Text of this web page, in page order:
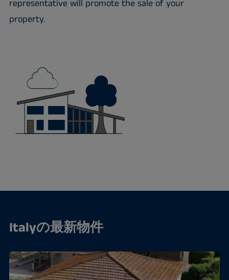
representative will promote the sale of your
property.
Italyの最新物件